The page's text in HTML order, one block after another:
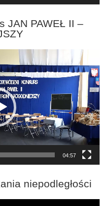
JAN PAWEŁ II –
04:57
niepodległości